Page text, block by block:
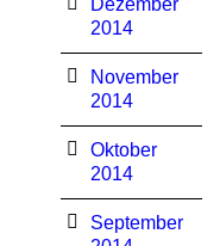
Dezember
2014
November
2014
Oktober
2014
September